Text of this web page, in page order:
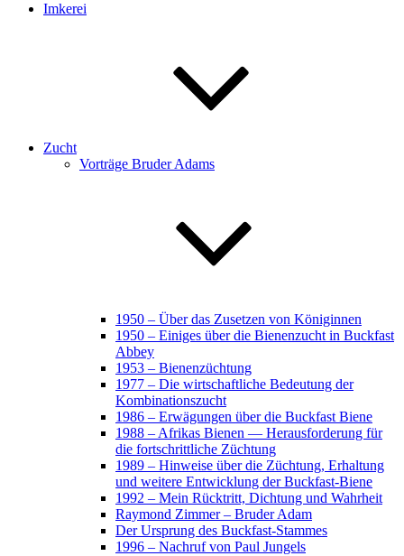
Imkerei
Zucht
Vorträge Bruder Adams
1950 – Über das Zusetzen von Königinnen
1950 – Einiges über die Bienenzucht in Buckfast
Abbey
1953 – Bienenzüchtung
1977 – Die wirtschaftliche Bedeutung der
Kombinationszucht
1986 – Erwägungen über die Buckfast Biene
1988 – Afrikas Bienen — Herausforderung für
die fortschrittliche Züchtung
1989 – Hinweise über die Züchtung, Erhaltung
und weitere Entwicklung der Buckfast-Biene
1992 – Mein Rücktritt, Dichtung und Wahrheit
Raymond Zimmer – Bruder Adam
Der Ursprung des Buckfast-Stammes
1996 – Nachruf von Paul Jungels